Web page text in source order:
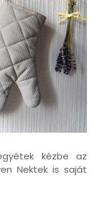
kézbe az
Nektek is saját